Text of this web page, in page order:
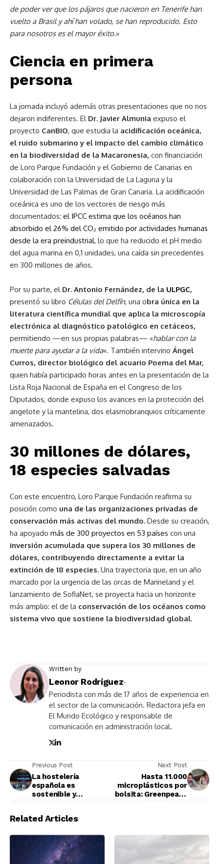
de poder ver que los pájaros que nacieron en Tenerife han
vuelto a Brasil y ahí han volado, se han reproducido. Esto
para nosotros es el mayor éxito.»
Ciencia en primera
persona
La jornada incluyó además otras presentaciones que no nos
dejaron indiferentes. El Dr. Javier Almunia expuso el
proyecto CanBIO, que estudia la acidificación oceánica,
el ruido submarino y el impacto del cambio climático
en la biodiversidad de la Macaronesia, con financiación
de Loro Parque Fundación y el Gobierno de Canarias en
colaboración con la Universidad de La Laguna y la
Universidad de Las Palmas de Gran Canaria. La acidificación
oceánica es uno de los vectores de riesgo más
documentados: el IPCC estima que los océanos han
absorbido el 26% del CO₂ emitido por actividades humanas
desde la era preindustrial, lo que ha reducido el pH medio
del agua marina en 0,1 unidades, una caída sin precedentes
en 300 millones de años.
Por su parte, el Dr. Antonio Fernández, de la ULPGC,
presentó su libro Células del Delfín, una obra única en la
literatura científica mundial que aplica la microscopía
electrónica al diagnóstico patológico en cetáceos,
permitiendo —en sus propias palabras— «hablar con la
muerte para ayudar a la vida«. También intervino Ángel
Curros, director biológico del acuario Poema del Mar,
quien había participado horas antes en la presentación de la
Lista Roja Nacional de España en el Congreso de los
Diputados, donde expuso los avances en la protección del
angelote y la mantelina, dos elasmobranquios críticamente
amenazados.
30 millones de dólares,
18 especies salvadas
Con este encuentro, Loro Parque Fundación reafirma su
posición como una de las organizaciones privadas de
conservación más activas del mundo. Desde su creación,
ha apoyado más de 300 proyectos en 53 países con una
inversión acumulada que supera los 30 millones de
dólares, contribuyendo directamente a evitar la
extinción de 18 especies. Una trayectoria que, en un año
marcado por la urgencia de las orcas de Marineland y el
lanzamiento de SofiaNet, se proyecta hacia un horizonte
más amplio: el de la conservación de los océanos como
sistema vivo que sostiene la biodiversidad global.
Written by
Leonor Rodríguez-
Periodista con más de 17 años de experiencia en
el sector de la comunicación. Redactora jefa en
El Mundo Ecológico y responsable de
comunicación en administración local.
Previous Post
La hostelería
española es
sostenible y
negocios los
Premios #PorElClima
Next Post
Hasta 11.000
microplásticos por
bolsita: Greenpeace
Related Articles